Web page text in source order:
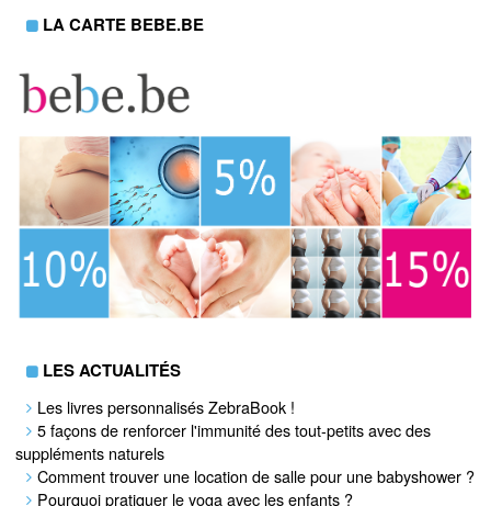
LA CARTE BEBE.BE
LES ACTUALITÉS
Les livres personnalisés ZebraBook !
5 façons de renforcer l'immunité des tout-petits avec des
suppléments naturels
Comment trouver une location de salle pour une babyshower ?
Pourquoi pratiquer le yoga avec les enfants ?